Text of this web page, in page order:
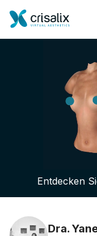
Startseite für
3D-Business-
Pläne
Bewertungen
Entdecken
Dra.